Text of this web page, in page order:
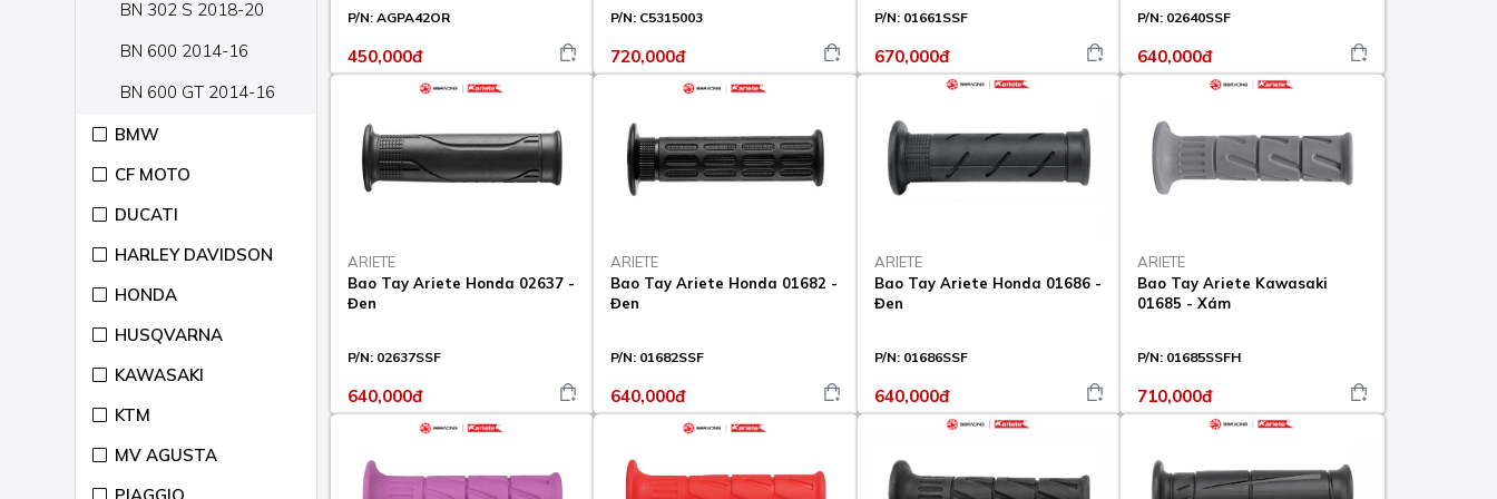
BN 302 S 2018-20
BN 600 2014-16
BN 600 GT 2014-16
BN 600 R 2015-16
CAFFE' NERO 250 2008-
2018-23
LEONCINO 800 2020-23
BMW
CF MOTO
DUCATI
HARLEY DAVIDSON
HONDA
HUSQVARNA
KAWASAKI
KTM
MV AGUSTA
P/N: AGPA42OR
450,000đ
P/N: C5315003
720,000đ
P/N: 01661SSF
670,000đ
P/N: 02640SSF
640,000đ
ARIETE
Bao Tay Ariete Honda 02637 -
Đen
P/N: 02637SSF
640,000đ
ARIETE
Bao Tay Ariete Honda 01682 -
Đen
P/N: 01682SSF
640,000đ
ARIETE
Bao Tay Ariete Honda 01686 -
Đen
P/N: 01686SSF
640,000đ
ARIETE
Bao Tay Ariete Kawasaki
01685 - Xám
P/N: 01685SSFH
710,000đ